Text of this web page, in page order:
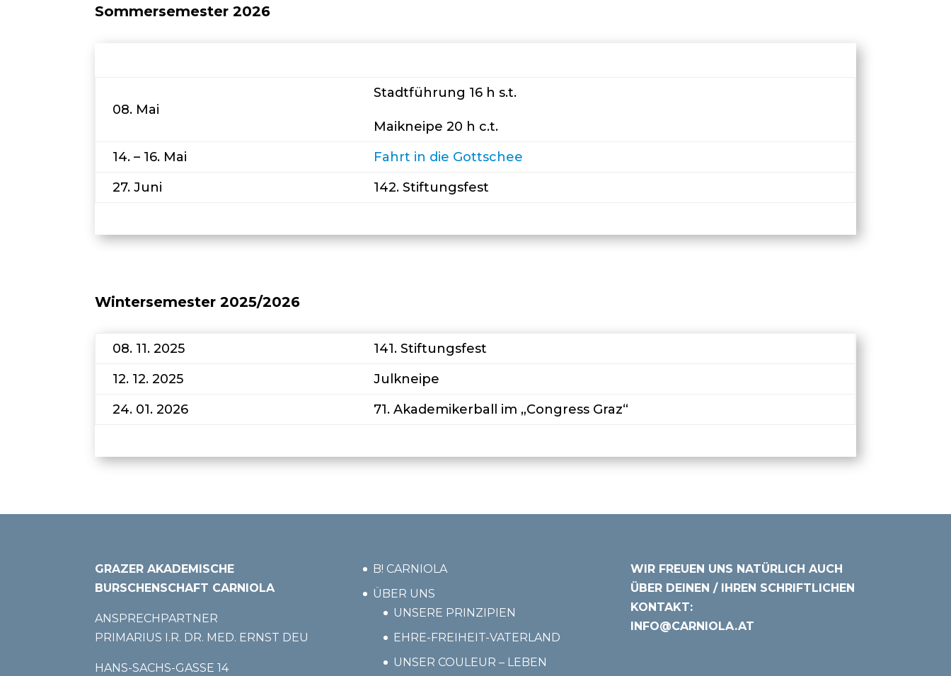
Sommersemester 2026
08. Mai
Stadtführung 16 h s.t.
Maikneipe 20 h c.t.
14. – 16. Mai
Fahrt in die Gottschee
27. Juni
142. Stiftungsfest
Wintersemester 2025/2026
08. 11. 2025
141. Stiftungsfest
12. 12. 2025
Julkneipe
24. 01. 2026
71. Akademikerball im „Congress Graz“
GRAZER AKADEMISCHE
BURSCHENSCHAFT CARNIOLA
ANSPRECHPARTNER
PRIMARIUS I.R. DR. MED. ERNST DEU
HANS-SACHS-GASSE 14
B! CARNIOLA
ÜBER UNS
UNSERE PRINZIPIEN
EHRE-FREIHEIT-VATERLAND
UNSER COULEUR – LEBEN
WIR FREUEN UNS NATÜRLICH AUCH
ÜBER DEINEN / IHREN SCHRIFTLICHEN
KONTAKT:
INFO@CARNIOLA.AT